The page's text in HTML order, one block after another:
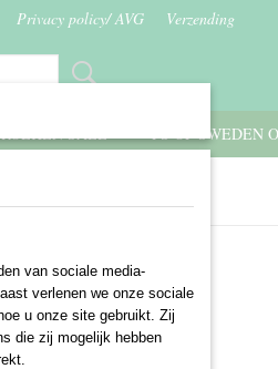
Privacy policy/ AVG Verzending
SALE PS OF SWEDEN
van sociale media-
verlenen we onze sociale
u onze site gebruikt. Zij
die zij mogelijk hebben